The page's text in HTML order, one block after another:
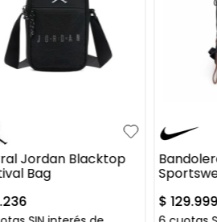
Jordan Blacktop
Bag
.236
$ 129.999